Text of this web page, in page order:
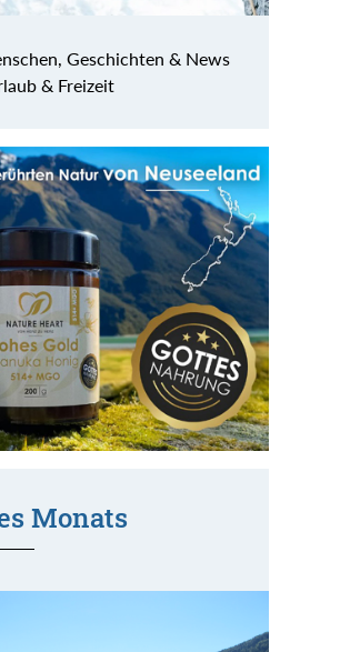
Geschichten & News
& Freizeit
Monats